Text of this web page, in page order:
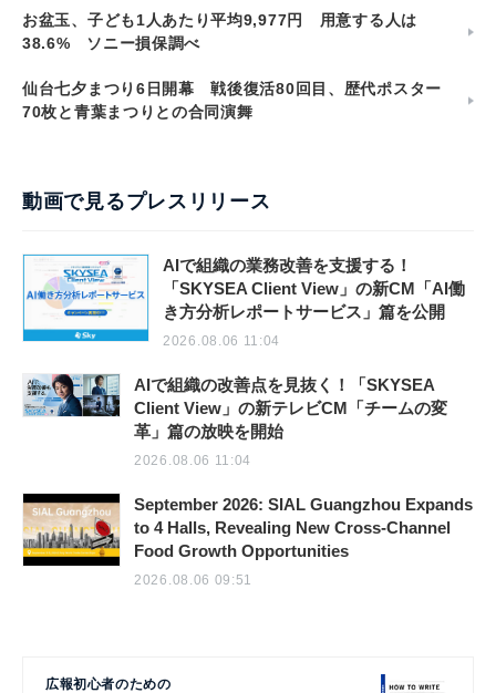
お盆玉、子ども1人あたり平均9,977円 用意する人は
38.6% ソニー損保調べ
仙台七夕まつり6日開幕 戦後復活80回目、歴代ポスター
70枚と青葉まつりとの合同演舞
動画で見るプレスリリース
AIで組織の業務改善を支援する！
「SKYSEA Client View」の新CM「AI働
き方分析レポートサービス」篇を公開
2026.08.06 11:04
AIで組織の改善点を見抜く！「SKYSEA
Client View」の新テレビCM「チームの変
革」篇の放映を開始
2026.08.06 11:04
September 2026: SIAL Guangzhou Expands
to 4 Halls, Revealing New Cross-Channel
Food Growth Opportunities
2026.08.06 09:51
広報初心者のための